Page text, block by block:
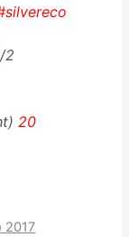
2
20
2017